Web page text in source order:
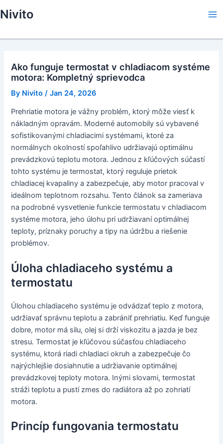
to
Nivito
Ako funguje termostat v chladiacom systéme
motora: Kompletný sprievodca
By Nivito /Jan 24, 2026
Prehriatie motora je vážny problém, ktorý môže viesť k
nákladným opravám. Moderné automobily sú vybavené
sofistikovanými chladiacimi systémami, ktoré za
normálnych okolností spoľahlivo udržiavajú optimálnu
prevádzkovú teplotu motora. Jednou z kľúčových súčastí
tohto systému je termostat, ktorý reguluje prietok
chladiacej kvapaliny a zabezpečuje, aby motor pracoval v
ideálnom teplotnom rozsahu. Tento článok sa zameriava
na podrobné vysvetlenie funkcie termostatu v chladiacom
systéme motora, jeho úlohu pri udržiavaní optimálnej
teploty, príznaky poruchy a tipy na údržbu a riešenie
problémov.
Úloha chladiaceho systému a
termostatu
Úlohou chladiaceho systému je odvádzať teplo z motora,
udržiavať správnu teplotu a zabrániť prehriatiu. Keď funguje
dobre, motor má silu, olej si drží viskozitu a jazda je bez
stresu. Termostat je kľúčovou súčasťou chladiaceho
systému, ktorá riadi chladiaci okruh a zabezpečuje čo
najrýchlejšie dosiahnutie a udržiavanie optimálnej
prevádzkovej teploty motora. Inými slovami, termostat
stráži teplotu a pustí zmes do radiátora až po zohriatí
motora.
Princíp fungovania termostatu